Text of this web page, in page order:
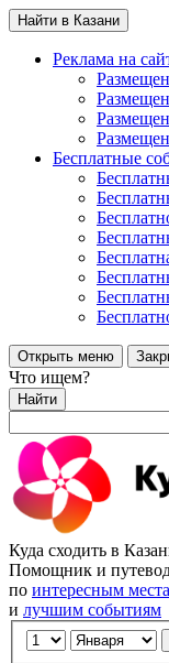
Найти в Казани
Реклама на
Бесплатные
Открыть меню
Что ищем?
Найти
Куда сходить в
Помощник и
по интересным
и лучшим событиям